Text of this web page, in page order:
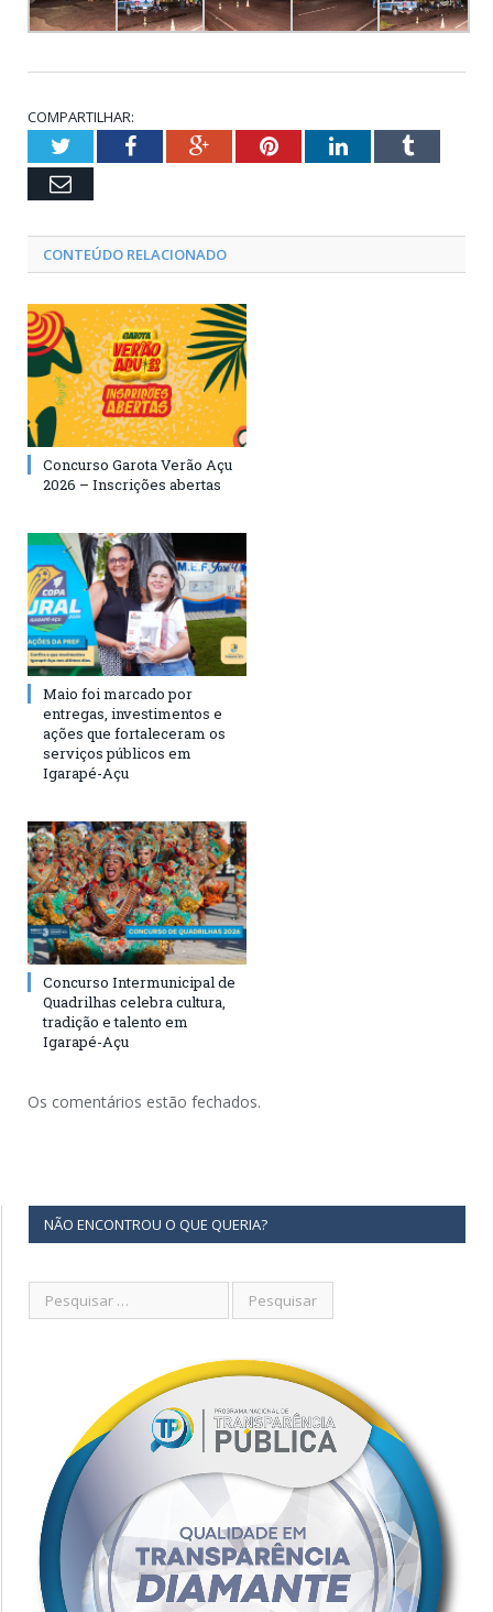
COMPARTILHAR:
TwitterFacebookGoogle+PinterestLinkedInTumblr
Email
CONTEÚDO RELACIONADO
Concurso Garota Verão Açu
2026 – Inscrições abertas
Maio foi marcado por
entregas, investimentos e
ações que fortaleceram os
serviços públicos em
Igarapé-Açu
Concurso Intermunicipal de
Quadrilhas celebra cultura,
tradição e talento em
Igarapé-Açu
Os comentários estão fechados.
NÃO ENCONTROU O QUE QUERIA?